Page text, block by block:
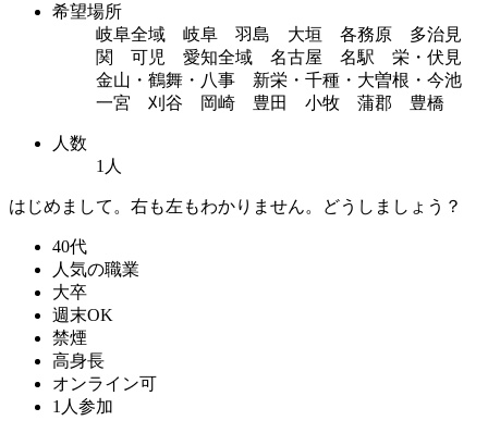
希望場所
岐阜全域 岐阜 羽島 大垣 各務原 多治見
関 可児 愛知全域 名古屋 名駅 栄・伏見
金山・鶴舞・八事 新栄・千種・大曽根・今池
一宮 刈谷 岡崎 豊田 小牧 蒲郡 豊橋
人数
1人
はじめまして。右も左もわかりません。どうしましょう？
40代
人気の職業
大卒
週末OK
禁煙
高身長
オンライン可
1人参加